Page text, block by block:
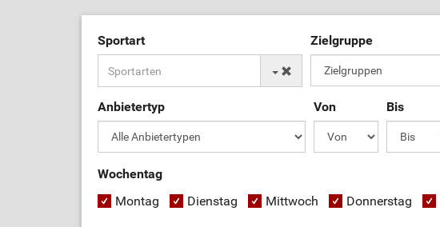
Sportart Zielgruppe
Anbietertyp Von Bis
Wochentag
Montag
Dienstag Mittwoch Donnerstag